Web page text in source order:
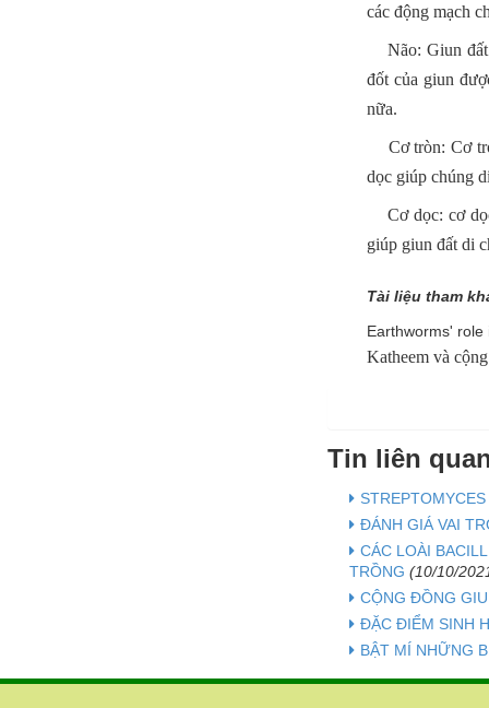
các động mạch
Não: Giun đất
đốt của giun
nữa.
Cơ tròn: Cơ
dọc giúp chúng
Cơ dọc: cơ
giúp giun đất di
Tài liệu tham
Earthworms'
Katheem và
Tin liên
ĐÁNH GIÁ VAI
CÁC LOÀI
TRỒNG (10/10/
CỘNG ĐỒNG
ĐẶC ĐIỂM SINH
BẬT MÍ NHỮNG